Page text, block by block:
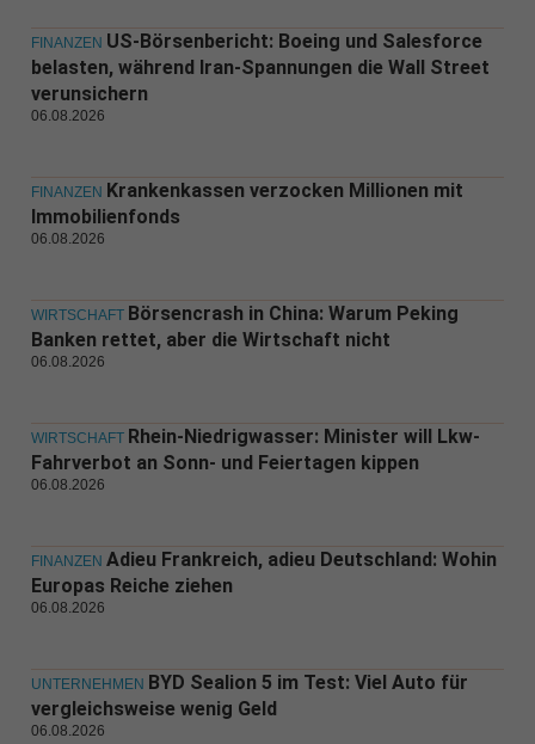
FINANZEN US-Börsenbericht: Boeing und Salesforce
belasten, während Iran-Spannungen die Wall Street
verunsichern
06.08.2026
FINANZEN Krankenkassen verzocken Millionen mit
Immobilienfonds
06.08.2026
WIRTSCHAFT Börsencrash in China: Warum Peking
Banken rettet, aber die Wirtschaft nicht
06.08.2026
WIRTSCHAFT Rhein-Niedrigwasser: Minister will Lkw-
Fahrverbot an Sonn- und Feiertagen kippen
06.08.2026
FINANZEN Adieu Frankreich, adieu Deutschland: Wohin
Europas Reiche ziehen
06.08.2026
UNTERNEHMEN BYD Sealion 5 im Test: Viel Auto für
vergleichsweise wenig Geld
06.08.2026